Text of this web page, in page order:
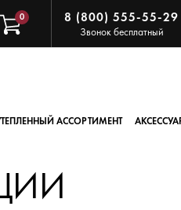
0 8 (800) 555-55-29
Звонок бесплатный
АССОРТИМЕНТ